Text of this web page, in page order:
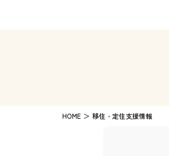
HOME 移住・定住支援情報